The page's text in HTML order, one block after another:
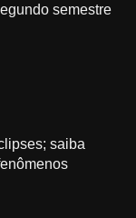
semestre
saiba